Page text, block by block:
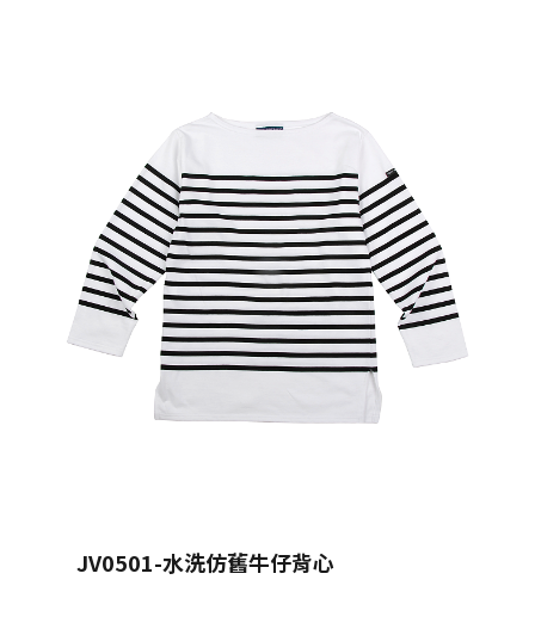
JV0501-水洗仿舊牛仔背心